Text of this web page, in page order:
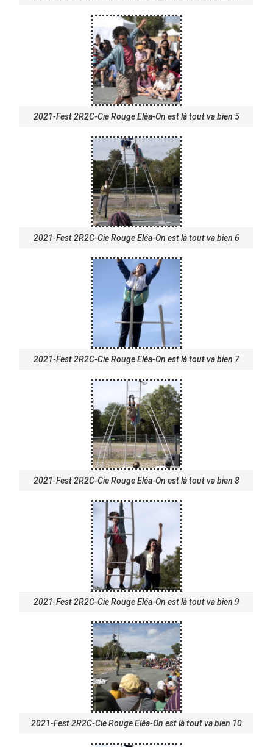
2021-Fest 2R2C-Cie Rouge Eléa-On est là tout va bien 5
2021-Fest 2R2C-Cie Rouge Eléa-On est là tout va bien 6
2021-Fest 2R2C-Cie Rouge Eléa-On est là tout va bien 7
2021-Fest 2R2C-Cie Rouge Eléa-On est là tout va bien 8
2021-Fest 2R2C-Cie Rouge Eléa-On est là tout va bien 9
2021-Fest 2R2C-Cie Rouge Eléa-On est là tout va bien 10